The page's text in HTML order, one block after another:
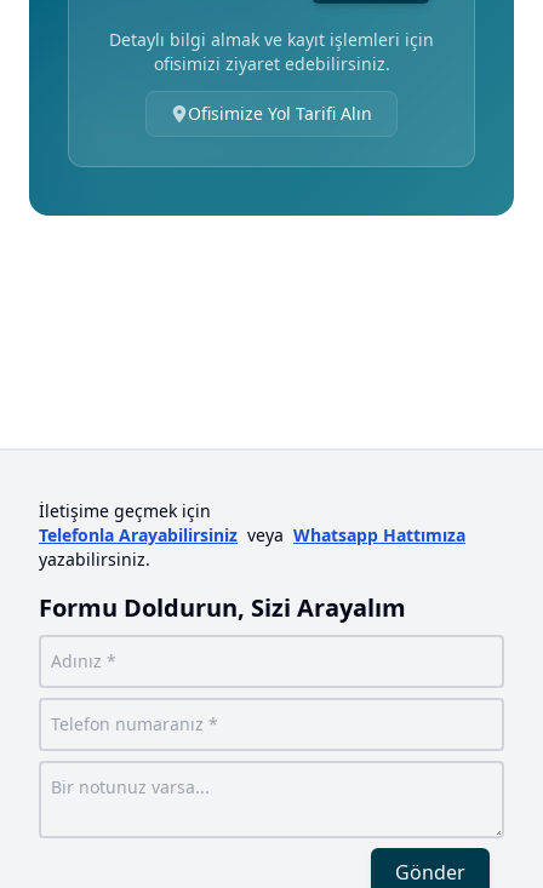
Detaylı bilgi almak ve kayıt işlemleri için
ofisimizi ziyaret edebilirsiniz.
Ofisimize Yol Tarifi Alın
İletişime geçmek için
Telefonla Arayabilirsiniz veya Whatsapp Hattımıza
yazabilirsiniz.
Formu Doldurun, Sizi Arayalım
Gönder